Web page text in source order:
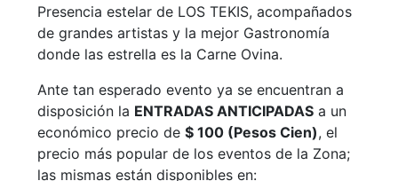
Presencia estelar de LOS TEKIS, acompañados
de grandes artistas y la mejor Gastronomía
donde las estrella es la Carne Ovina.
Ante tan esperado evento ya se encuentran a
disposición la ENTRADAS ANTICIPADASa un
económico precio de $ 100 (Pesos Cien), el
precio más popular de los eventos de la Zona;
las mismas están disponibles en: